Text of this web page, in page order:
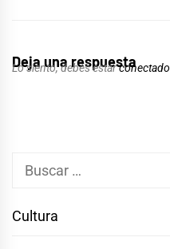
Deja una respuesta
Lo siento, debes estarconectado
Buscar:
Cultura